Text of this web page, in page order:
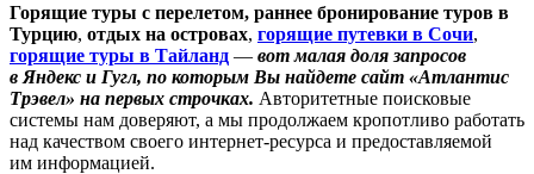
Горящие туры с перелетом, раннее бронирование туров в
Турцию, отдых на островах, горящие путевки в Сочи,
горящие туры в Тайланд — вот малая доля запросов
в Яндекс и Гугл, по которым Вы найдете сайт «Атлантис
Трэвел» на первых строчках. Авторитетные поисковые
системы нам доверяют, а мы продолжаем кропотливо работать
над качеством своего интернет-ресурса и предоставляемой
им информацией.